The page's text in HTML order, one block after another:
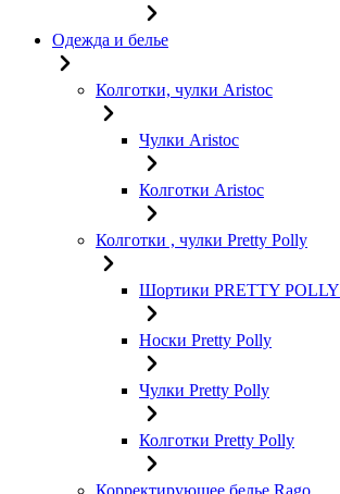
Одежда и белье
Колготки, чулки Aristoc
Чулки Aristoc
Колготки Aristoc
Колготки , чулки Pretty Polly
Шортики PRETTY POLLY
Носки Pretty Polly
Чулки Pretty Polly
Колготки Pretty Polly
Корректирующее белье Rago